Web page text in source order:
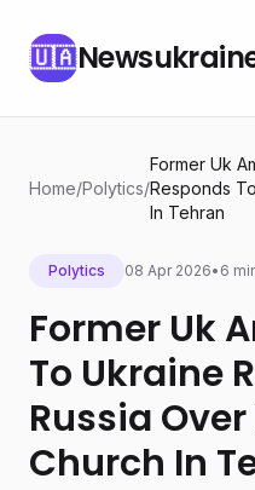
🇺🇦
Home/Polytics/
Former Uk
Responds
In Tehran
Polytics 08 Apr 2026• 6
Former Uk
To Ukraine
Russia
Church In